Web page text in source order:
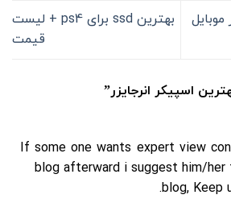
بهترین ssd برای ps4 + لیست
قیمت
اسپیکر انرجایزر”
If some one wants expert view
blog afterward i suggest him/
blog, Keep